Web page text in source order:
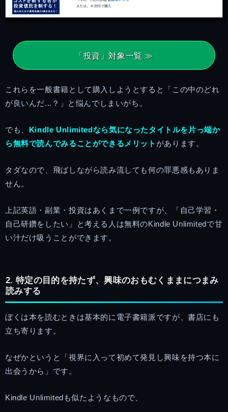
「投資」対象一覧 ≫
これらを一般書籍として購入しようとすると「この中のどれ
が良いんだ...？」と悩んでしまいがち。
でも、 Kindle Unlimitedなら気になったタイトルを片っ端か
ら無料で読んでみることができるメリット があります。
タダなので、飛ばしながら読み流しても何の罪悪感もありま
せん。
上記英語・副業・投資はあくまで一例ですが、「自己学習・
自己研鑽をしたい」と考える人は無料のKindle Unlimitedで甘
い汁だけ吸うことができます。
2. 特定の目的を持たず、興味のおもむくままにつまみ
読みする
ぼくは本を読むときは基本的に電子書籍派ですが、書店にも
立ち寄ります。
なぜかというと「視界に入って初めて発見し興味を持つ本に
出会うから」です。
Kindle Unlimitedも似たようなもので、